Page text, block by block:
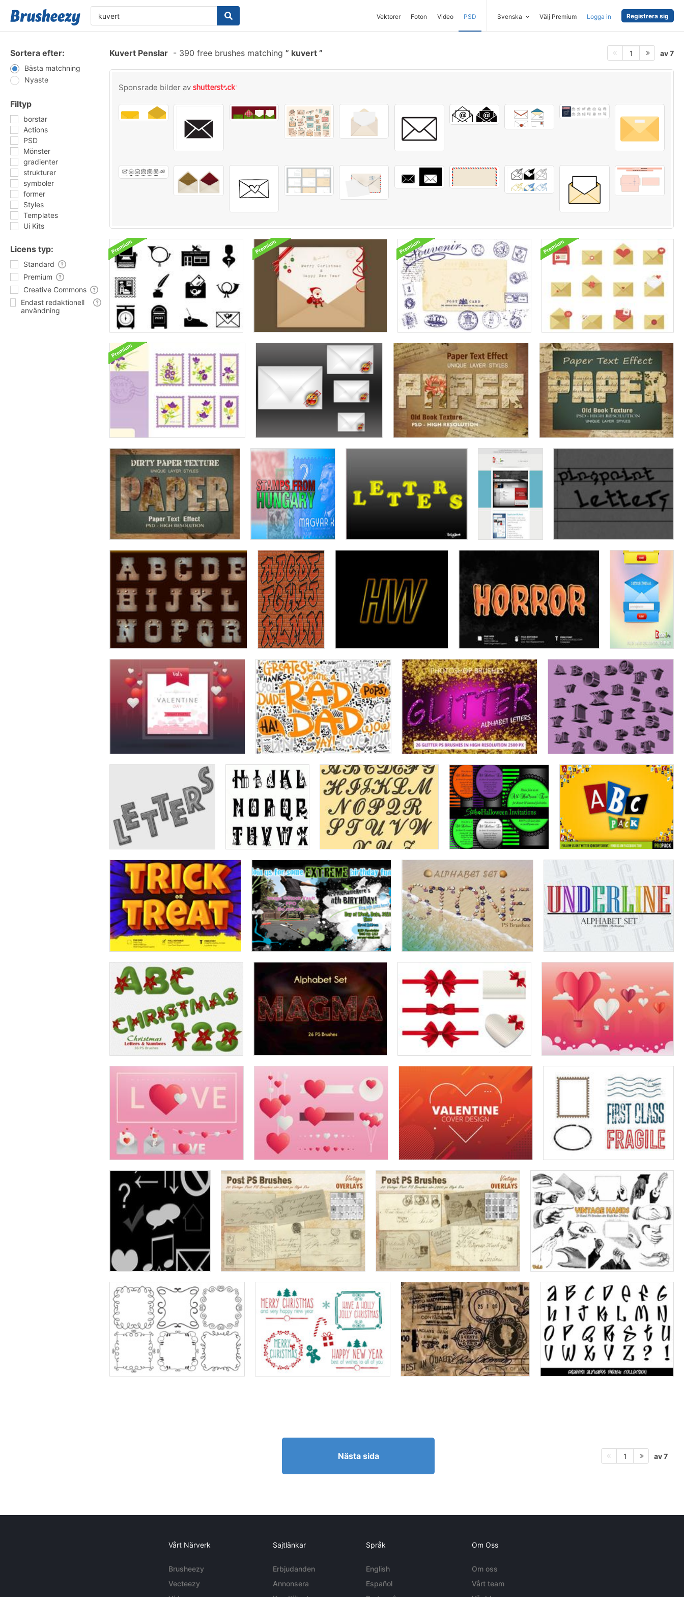
Vektorer Foton Video PSD Svenska Välj Premium Logga in Registrera sig
Sortera efter:
Bästa matchning
Nyaste
Filtyp
borstar
Actions
PSD
Mönster
gradienter
strukturer
symboler
former
Styles
Templates
Ui Kits
Licens typ:
Standard
Premium
Creative Commons
Endast redaktionell
användning
Kuvert Penslar - 390 free brushes matching kuvert 1 av 7
Sponsrade bilder av
Nästa sida 1 av 7
Vårt Närverk
Brusheezy
Vecteezy
Sajtlänkar
Erbjudanden
Annonsera
Språk
English
Español
Om Oss
Om oss
Vårt team